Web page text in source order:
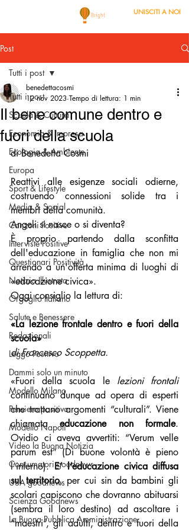
UNISCITI A NOI
Post
Tutti i post
Scuola & Cultura
Economia & Impresa
Ecologia & Ambiente
Europa
Sport & Lifestyle
Media & Social
Canzoni Positive
Interviste Positive
Questionari Positività
Notizia Illustrata
Orgoglio Italiano
Salute e Benessere
Redazionali
Leggo Positivo
Dammi solo un minuto
Modello Milano
Pensiero positivo
Modello Napoli
Video la Buona Notizia
Consumatori goodnews
USA goodnews
Scienza Goodnews
La Buona Pubblica Amministrazione
Tutti i post
Il bene comune dentro e
fuori della scuola
benedettacosmi
12 nov 2023 Tempo di lettura: 1 min
di Benedetta Cosmi
Reattivi alle esigenze sociali odierne,
costruendo connessioni solide tra i
membri della comunità.
Angeli si nasce o si diventa?
È proprio partendo dalla sconfitta
dell'educazione in famiglia che non mi
arrendo a un'offerta minima di luoghi di
«educazione civica».
Oggi consiglio la lettura di:
«La lezione frontale dentro e fuori della
scuola»
di Francesco Scoppetta.
«Fuori della scuola le
lezioni frontali
continuano dunque ad opera di esperti
che trattano argomenti “culturali”. Viene
chiamata educazione non formale.
Ovidio ci aveva avvertiti: “Verum velle
parum est” (Di buone volontà è pieno
l’inferno). E’ l’educazione civica diffusa
sul territorio, per cui sin da bambini gli
scolari capiscono che dovranno abituarsi
(sembra il loro destino) ad ascoltare i
“maestri”, gli adulti, dentro e fuori della